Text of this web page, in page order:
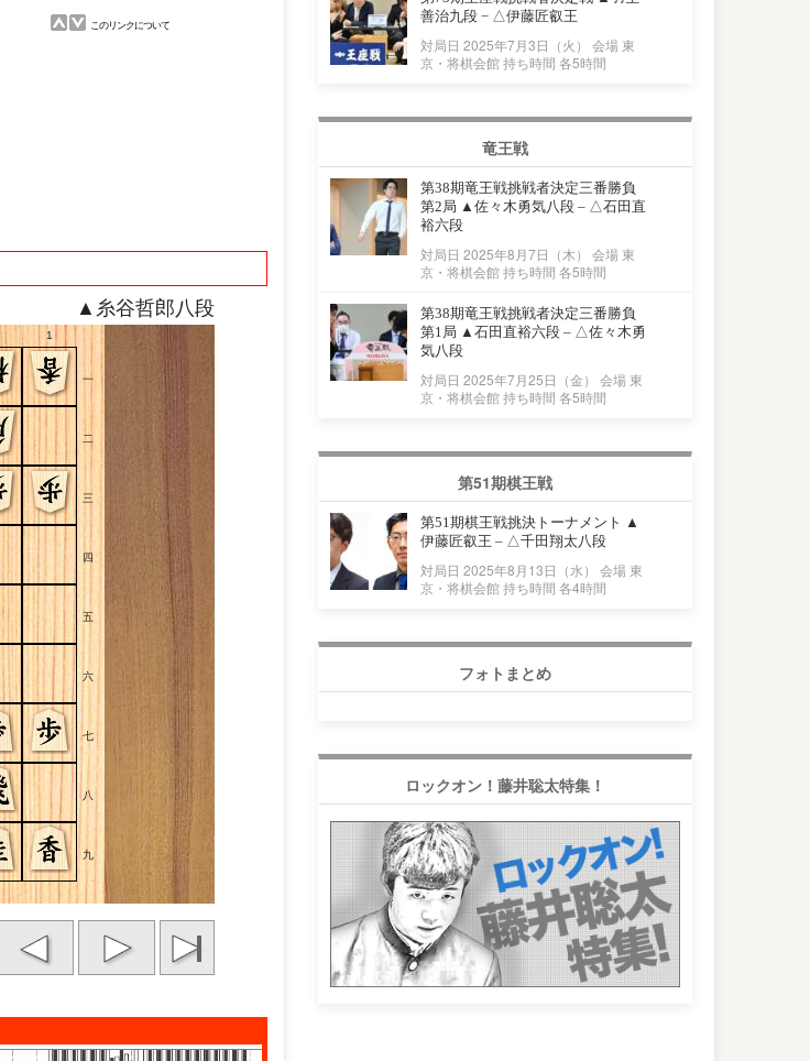
▲糸谷哲郎八段
1
一
二
三
四
五
六
七
八
九
善治九段 − △伊藤匠叡王
対局日 2025年7月3日（火） 会場 東
京・将棋会館 持ち時間 各5時間
竜王戦
第38期竜王戦挑戦者決定三番勝負
第2局 ▲佐々木勇気八段 – △石田直
裕六段
対局日 2025年8月7日（木） 会場 東
京・将棋会館 持ち時間 各5時間
第38期竜王戦挑戦者決定三番勝負
第1局 ▲石田直裕六段 – △佐々木勇
気八段
対局日 2025年7月25日（金） 会場 東
京・将棋会館 持ち時間 各5時間
第51期棋王戦
第51期棋王戦挑決トーナメント ▲
伊藤匠叡王 – △千田翔太八段
対局日 2025年8月13日（水） 会場 東
京・将棋会館 持ち時間 各4時間
フォトまとめ
ロックオン！藤井聡太特集！